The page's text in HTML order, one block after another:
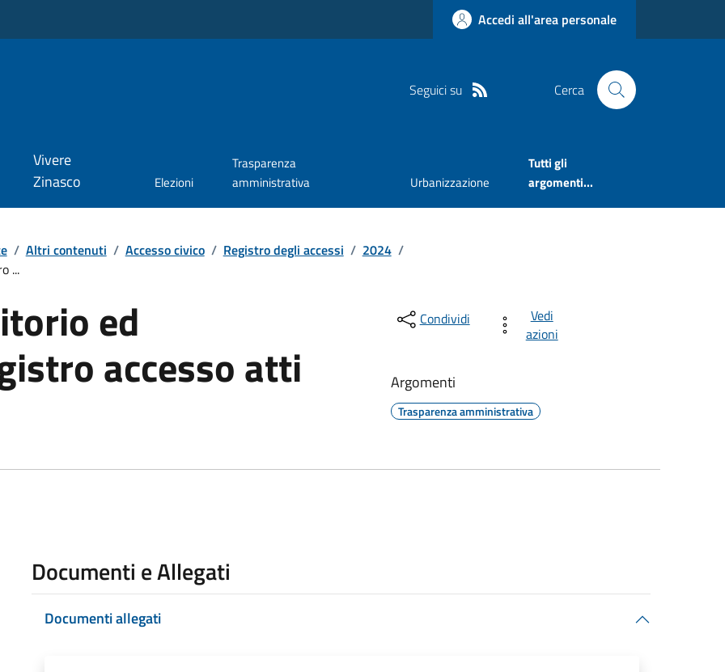
Accedi all'area personale
Seguici su Cerca
Vivere
Zinasco
Elezioni
Trasparenza
amministrativa
Urbanizzazione
Tutti gli
argomenti...
/ Altri contenuti / Accesso civico / Registro degli accessi / 2024 /
...
ed
accesso atti
Condividi
Vedi
azioni
Argomenti
Trasparenza amministrativa
Documenti e Allegati
Documenti allegati